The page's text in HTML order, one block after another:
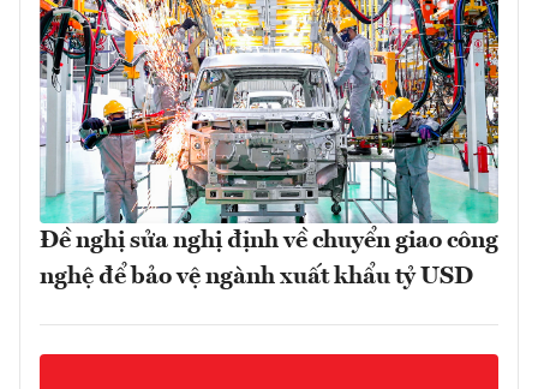
Đề nghị sửa nghị định về chuyển giao công
nghệ để bảo vệ ngành xuất khẩu tỷ USD